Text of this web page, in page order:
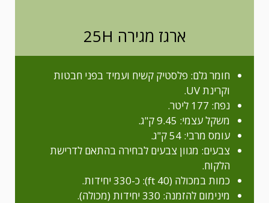
ארגז מגירה 25H
חומר גלם: פלסטיק קשיח ועמיד בפני חבטות
וקרינת UV.
נפח: 177 ליטר.
משקל עצמי: 9.45 ק"ג.
עומס מרבי: 54 ק"ג.
צבעים: מגוון צבעים לבחירה בהתאם לדרישת
הלקוח.
כמות במכולה (40 ft): כ-330 יחידות.
מינימום להזמנה: 330 יחידות (מכולה).